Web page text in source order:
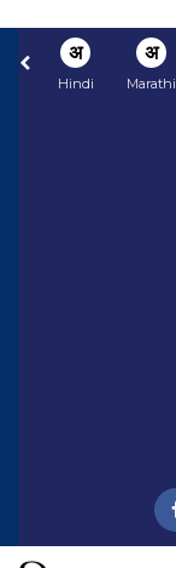
अ
Hindi
अ
Marathi